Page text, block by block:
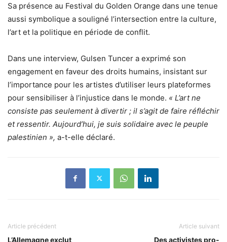
Sa présence au Festival du Golden Orange dans une tenue
aussi symbolique a souligné l’intersection entre la culture,
l’art et la politique en période de conflit.
Dans une interview, Gulsen Tuncer a exprimé son
engagement en faveur des droits humains, insistant sur
l’importance pour les artistes d’utiliser leurs plateformes
pour sensibiliser à l’injustice dans le monde. « L’art ne
consiste pas seulement à divertir ; il s’agit de faire réfléchir
et ressentir. Aujourd’hui, je suis solidaire avec le peuple
palestinien », a-t-elle déclaré.
Article précédent
L’Allemagne exclut
Article suivant
Des activistes pro-